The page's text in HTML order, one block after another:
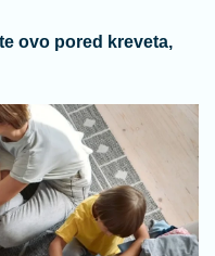
ovo pored kreveta,